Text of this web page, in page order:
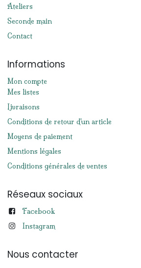
Ateliers
Seconde main
Contact
Informations
Mon compte
Mes listes
Livraisons
Conditions de retour d'un article
Moyens de paiement
Mentions légales
Conditions générales de ventes
Réseaux sociaux
Facebook
Instagram
Nous contacter